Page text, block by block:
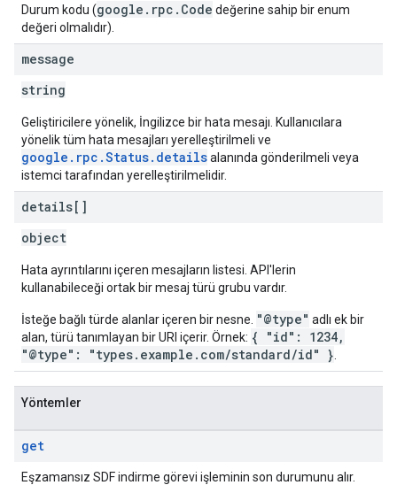
Durum kodu (google.rpc.Code değerine sahip bir enum
değeri olmalıdır).
message
string
Geliştiricilere yönelik, İngilizce bir hata mesajı. Kullanıcılara
yönelik tüm hata mesajları yerelleştirilmeli ve
google.rpc.Status.detailsalanında gönderilmeli veya
istemci tarafından yerelleştirilmelidir.
details[]
object
Hata ayrıntılarını içeren mesajların listesi. API'lerin
kullanabileceği ortak bir mesaj türü grubu vardır.
İsteğe bağlı türde alanlar içeren bir nesne. "@type" adlı ek bir
alan, türü tanımlayan bir URI içerir. Örnek: { "id": 1234,
"@type": "types.example.com/standard/id" }
Yöntemler
get
Eşzamansız SDF indirme görevi işleminin son durumunu alır.